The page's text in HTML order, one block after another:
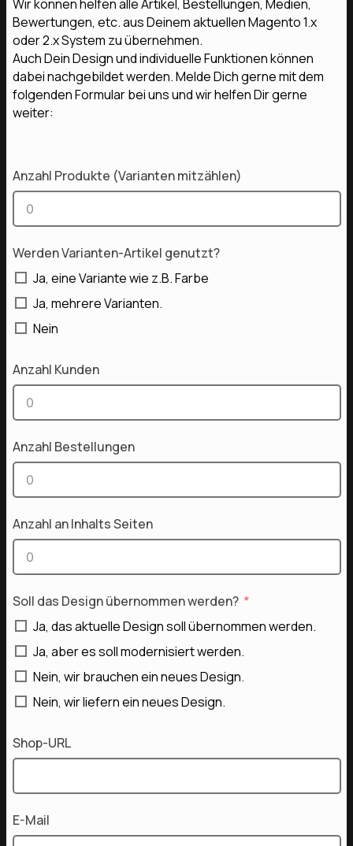
Wir können helfen alle Artikel, Bestellungen, Medien,
Bewertungen, etc. aus Deinem aktuellen Magento 1.x
oder 2.x System zu übernehmen.
Auch Dein Design und individuelle Funktionen können
dabei nachgebildet werden. Melde Dich gerne mit dem
folgenden Formular bei uns und wir helfen Dir gerne
weiter:
Anzahl Produkte (Varianten mitzählen)
Werden Varianten-Artikel genutzt?
Ja, eine Variante wie z.B. Farbe
Ja, mehrere Varianten.
Nein
Anzahl Kunden
Anzahl Bestellungen
Anzahl an Inhalts Seiten
Soll das Design übernommen werden?
Ja, das aktuelle Design soll übernommen werden.
Ja, aber es soll modernisiert werden.
Nein, wir brauchen ein neues Design.
Nein, wir liefern ein neues Design.
Shop-URL
E-Mail